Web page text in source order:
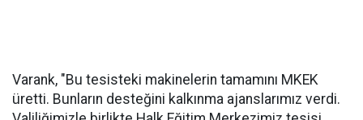
Varank, "Bu tesisteki makinelerin tamamını MKEK
üretti. Bunların desteğini kalkınma ajanslarımız verdi.